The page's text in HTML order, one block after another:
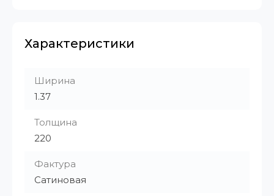
Характеристики
Ширина
1.37
Толщина
220
Фактура
Сатиновая